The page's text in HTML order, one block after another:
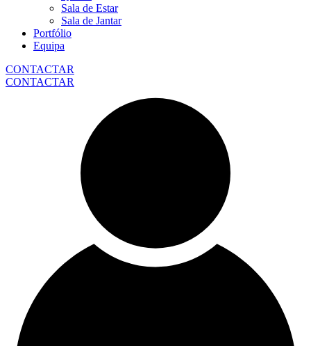
Sala de Estar
Sala de Jantar
Portfólio
Equipa
CONTACTAR
CONTACTAR